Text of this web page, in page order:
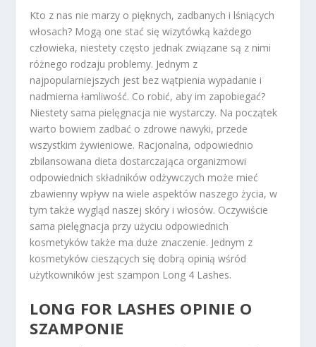
Kto z nas nie marzy o pięknych, zadbanych i lśniących
włosach? Mogą one stać się wizytówką każdego
człowieka, niestety często jednak związane są z nimi
różnego rodzaju problemy. Jednym z
najpopularniejszych jest bez wątpienia wypadanie i
nadmierna łamliwość. Co robić, aby im zapobiegać?
Niestety sama pielęgnacja nie wystarczy. Na początek
warto bowiem zadbać o zdrowe nawyki, przede
wszystkim żywieniowe. Racjonalna, odpowiednio
zbilansowana dieta dostarczająca organizmowi
odpowiednich składników odżywczych może mieć
zbawienny wpływ na wiele aspektów naszego życia, w
tym także wygląd naszej skóry i włosów. Oczywiście
sama pielęgnacja przy użyciu odpowiednich
kosmetyków także ma duże znaczenie. Jednym z
kosmetyków cieszących się dobrą opinią wśród
użytkowników jest szampon Long 4 Lashes.
LONG FOR LASHES OPINIE O
SZAMPONIE